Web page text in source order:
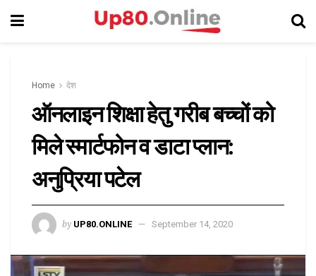
Home देश
ऑनलाइन शिक्षा हेतु गरीब बच्चों को
मिले स्मार्टफोन व डाटा प्लान:
अनुप्रिया पटेल
by UP80.ONLINE September 14, 2020